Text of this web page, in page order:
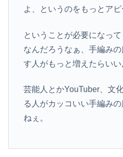
よ、というのをもっとアピ
ということが必要になって
なんだろうなぁ、手編み
す人がもっと増えたらいい
芸能人とかYouTuber、文
る人がカッコいい手編み
ねぇ。